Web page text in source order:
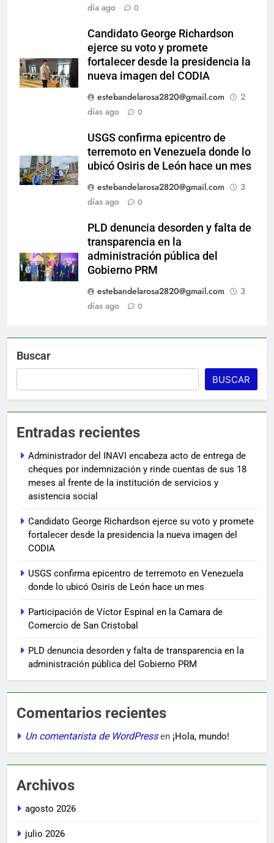
día ago
0
Candidato George Richardson
ejerce su voto y promete
fortalecer desde la presidencia la
nueva imagen del CODIA
estebandelarosa2820@gmail.com
2
días ago
0
USGS confirma epicentro de
terremoto en Venezuela donde lo
ubicó Osiris de León hace un mes
estebandelarosa2820@gmail.com
3
días ago
0
PLD denuncia desorden y falta de
transparencia en la
administración pública del
Gobierno PRM
estebandelarosa2820@gmail.com
3
días ago
0
Buscar
BUSCAR
Entradas recientes
Administrador del INAVI encabeza acto de entrega de
cheques por indemnización y rinde cuentas de sus 18
meses al frente de la institución de servicios y
asistencia social
Candidato George Richardson ejerce su voto y promete
fortalecer desde la presidencia la nueva imagen del
CODIA
USGS confirma epicentro de terremoto en Venezuela
donde lo ubicó Osiris de León hace un mes
Participación de Víctor Espinal en la Camara de
Comercio de San Cristobal
PLD denuncia desorden y falta de transparencia en la
administración pública del Gobierno PRM
Comentarios recientes
Un comentarista de WordPressen ¡Hola, mundo!
Archivos
agosto 2026
julio 2026